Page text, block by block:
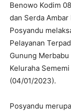
Benowo Kodim
dan Serda
Posyandu
Pelayanan
Gunung Merbabu
Keluraha
(04/01/2023).
Posyandu